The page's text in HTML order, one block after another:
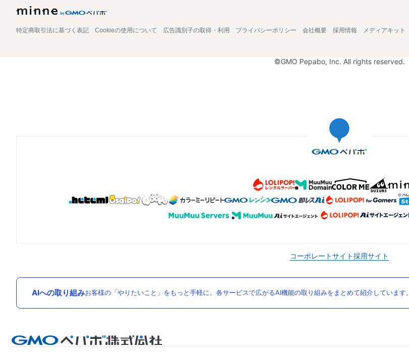
特定商取引法に基づく表記 Cookieの使用について 広告識別子の取得・利用 プライバシーポリシー 会社概要 採用情報 メディアキット
©GMO Pepabo, Inc. All rights reserved.
コーポレートサイト採用サイト
AIへの取り組みお客様の「やりたいこと」をもっと手軽に。各サービスで広がるAI機能の取り組みをまとめて紹介しています。